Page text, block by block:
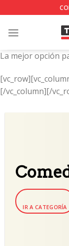
to
content
La mejor opción
[/vc_column][/
IR A CATEGORÍA